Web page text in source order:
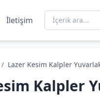
İletişim
/ Lazer Kesim Kalpler
Kalpler